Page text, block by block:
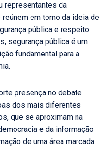
representantes da
em torno da ideia de
pública e respeito
segurança pública é um
fundamental para a
presença no debate
dos mais diferentes
que se aproximam na
e da informação
de uma área marcada